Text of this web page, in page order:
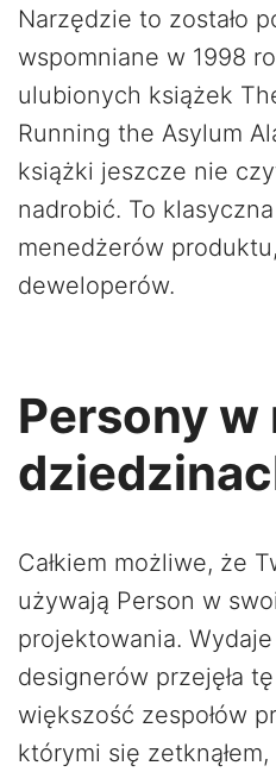
Narzędzie to zostało
wspomniane w 1998
ulubionych książek
Running the Asylum
książki jeszcze nie
nadrobić. To
menedżerów
deweloperów.
Persony
Całkiem możliwe, że
używają Person w
projektowania.
designerów przejęła
większość zespołów
którymi się